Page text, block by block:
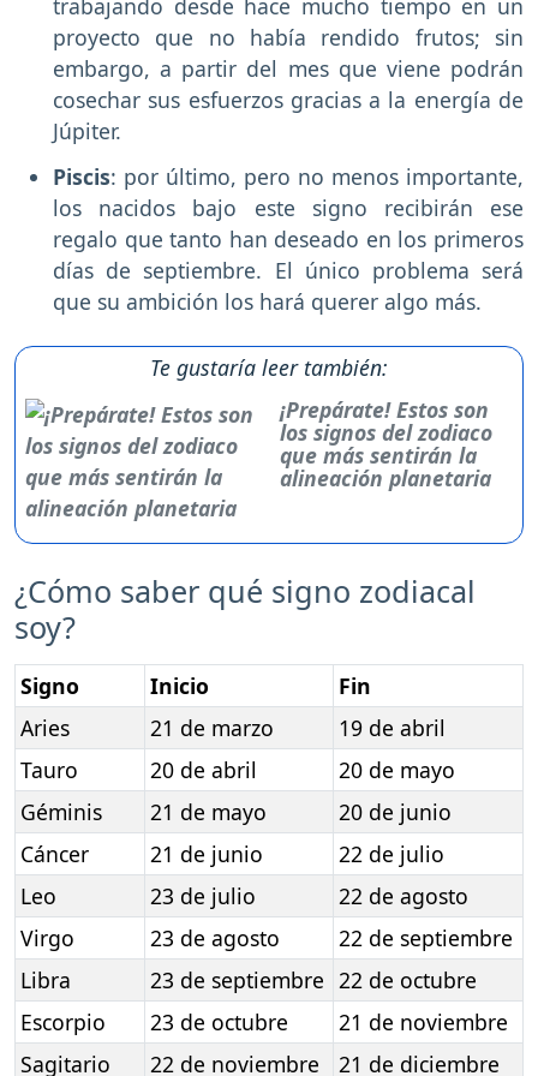
proyecto que no había rendido frutos; sin
embargo, a partir del mes que viene podrán
cosechar sus esfuerzos gracias a la energía de
Júpiter.
Piscis: por último, pero no menos importante,
los nacidos bajo este signo recibirán ese
regalo que tanto han deseado en los primeros
días de septiembre. El único problema será
que su ambición los hará querer algo más.
Te gustaría leer también:
¡Prepárate! Estos son
los signos del zodiaco
que más sentirán la
alineación planetaria
¿Cómo saber qué signo zodiacal
soy?
Signo Inicio
Fin
Aries
21 de marzo
19 de abril
Tauro
20 de abril
20 de mayo
Géminis
21 de mayo
20 de junio
Cáncer
21 de junio
22 de julio
Leo
23 de julio
22 de agosto
Virgo
23 de agosto
22 de septiembre
Libra
23 de septiembre 22 de octubre
Escorpio
23 de octubre
21 de noviembre
Sagitario
22 de noviembre 21 de diciembre